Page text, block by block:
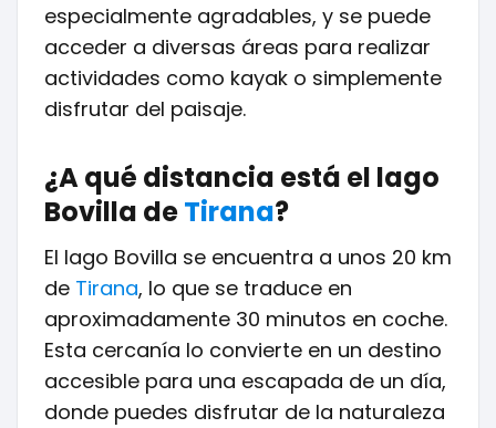
especialmente agradables, y se puede
acceder a diversas áreas para realizar
actividades como kayak o simplemente
disfrutar del paisaje.
¿A qué distancia está el lago
Bovilla deTirana?
El lago Bovilla se encuentra a unos 20 km
de Tirana, lo que se traduce en
aproximadamente 30 minutos en coche.
Esta cercanía lo convierte en un destino
accesible para una escapada de un día,
donde puedes disfrutar de la naturaleza